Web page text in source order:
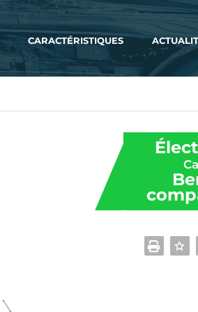
CARACTÉRISTIQUES